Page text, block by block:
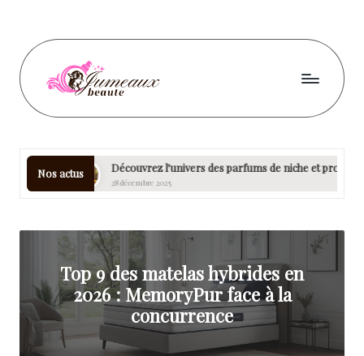
content
J
m
e
a
u
x
b
e
Nos actus
Découvrez l’univers des parfums de niche et profitez des échantillons
Top 9 des matelas hybrides en
2026 : MemoryPur face à la
concurrence